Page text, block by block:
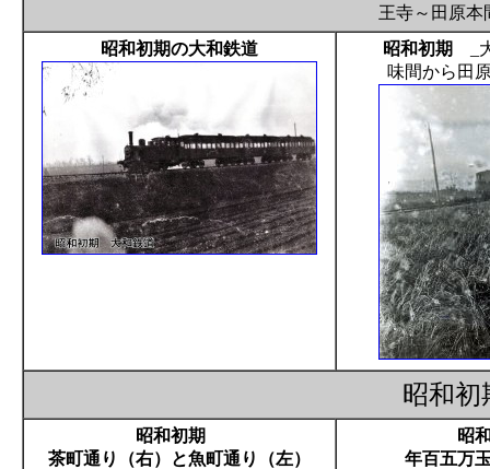
王寺～田原
昭和初期の大和鉄道
昭和初期
_
味間から田
昭和
昭和初期
茶町通り（右）と魚町通り（左）
昭
年百五万